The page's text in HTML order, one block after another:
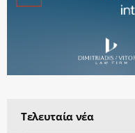
Τελευταία νέα